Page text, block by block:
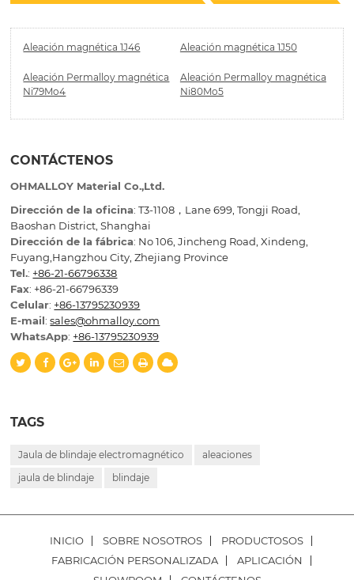
Aleación magnética 1J46 Aleación magnética 1J50
Aleación Permalloy magnética
Ni79Mo4
Aleación Permalloy magnética
Ni80Mo5
CONTÁCTENOS
OHMALLOY Material Co.,Ltd.
Dirección de la oficina: T3-1108，Lane 699, Tongji Road,
Baoshan District, Shanghai
Dirección de la fábrica: No 106, Jincheng Road, Xindeng,
Fuyang,Hangzhou City, Zhejiang Province
Tel.: +86-21-66796338
Fax: +86-21-66796339
Celular: +86-13795230939
E-mail:sales@ohmalloy.com
WhatsApp: +86-13795230939
TAGS
Jaula de blindaje electromagnético
aleaciones
jaula de blindaje
blindaje
INICIO SOBRE NOSOTROS
PRODUCTOSOS
FABRICACIÓN PERSONALIZADA
APLICACIÓN